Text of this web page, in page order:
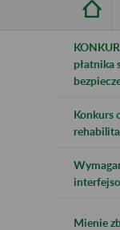
płatnika
Konkurs
Mienie